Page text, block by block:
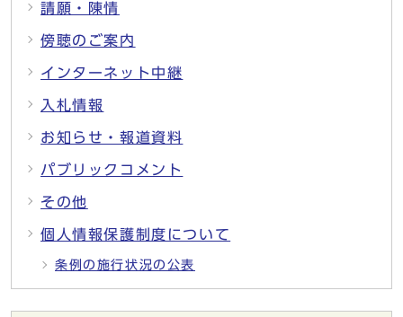
請願・陳情
傍聴のご案内
インターネット中継
入札情報
お知らせ・報道資料
パブリックコメント
その他
個人情報保護制度について
条例の施行状況の公表